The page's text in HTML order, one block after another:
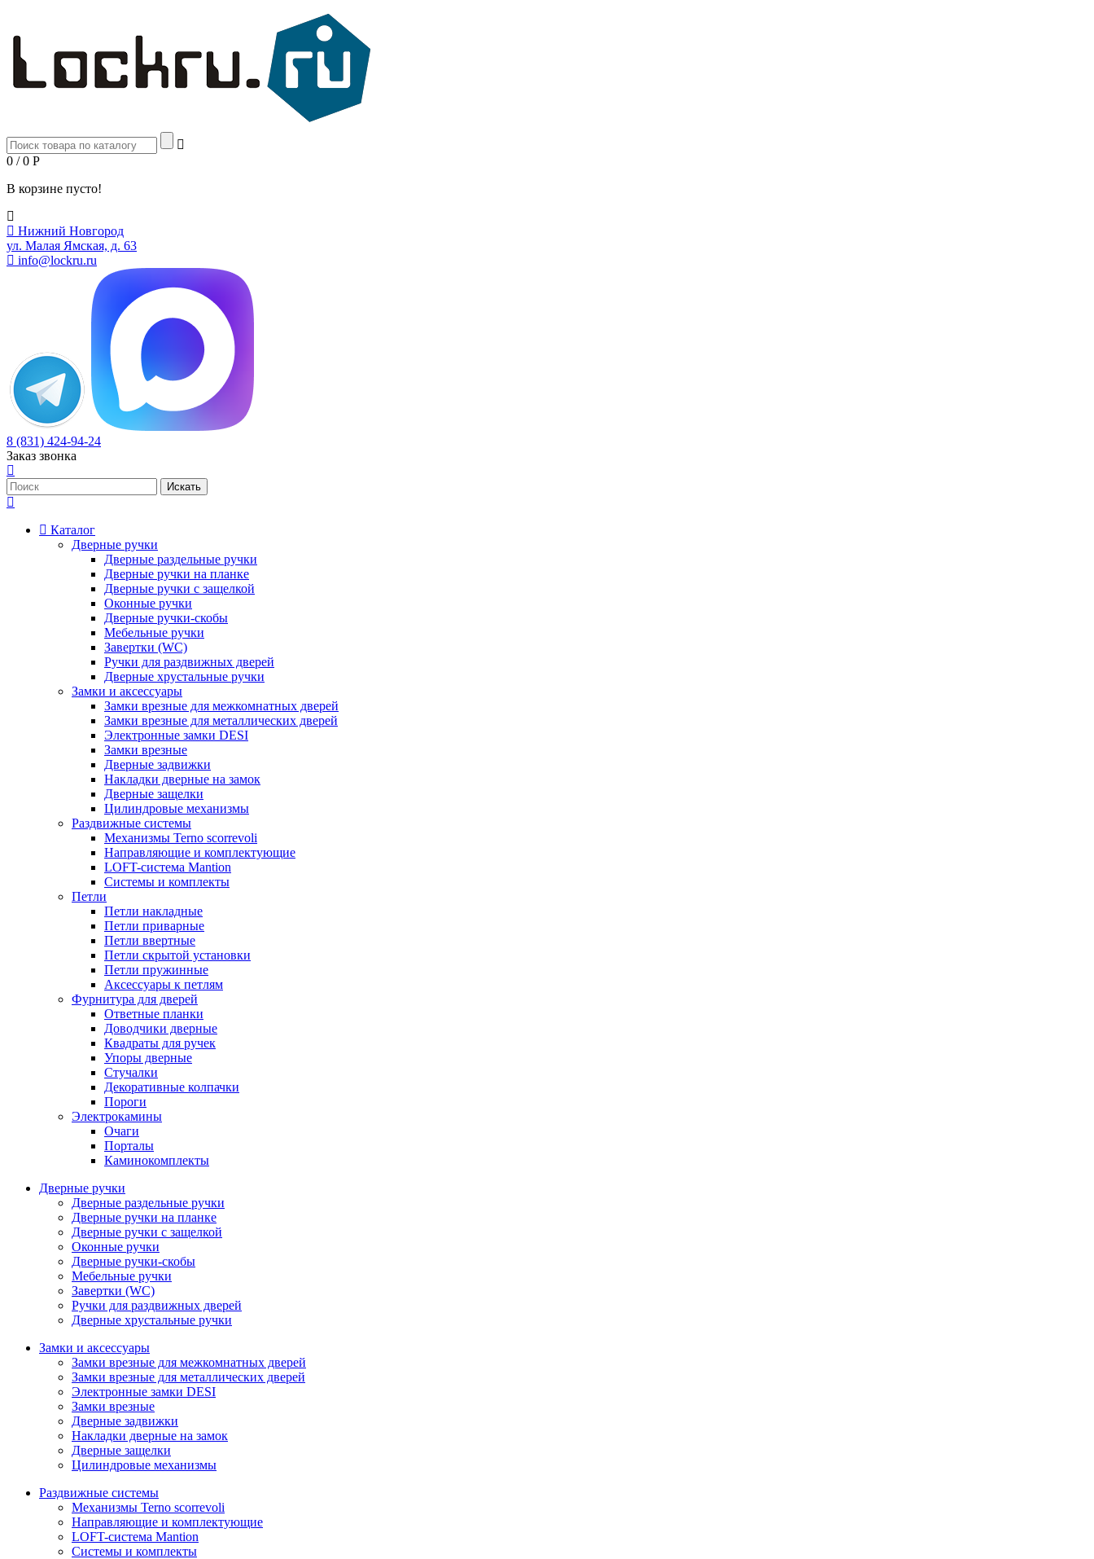
0 / 0 Р
В корзине пусто!
Нижний Новгород
ул. Малая Ямская, д. 63
info@lockru.ru
8 (831) 424-94-24
Заказ звонка
Каталог
Дверные ручки
Дверные раздельные ручки
Дверные ручки на планке
Дверные ручки с защелкой
Оконные ручки
Дверные ручки-скобы
Мебельные ручки
Завертки (WC)
Ручки для раздвижных дверей
Дверные хрустальные ручки
Замки и аксессуары
Замки врезные для межкомнатных дверей
Замки врезные для металлических дверей
Электронные замки DESI
Замки врезные
Дверные задвижки
Накладки дверные на замок
Дверные защелки
Цилиндровые механизмы
Раздвижные системы
Механизмы Terno scorrevoli
Направляющие и комплектующие
LOFT-cистема Mantion
Системы и комплекты
Петли
Петли накладные
Петли приварные
Петли ввертные
Петли скрытой установки
Петли пружинные
Аксессуары к петлям
Фурнитура для дверей
Ответные планки
Доводчики дверные
Квадраты для ручек
Упоры дверные
Стучалки
Декоративные колпачки
Пороги
Электрокамины
Очаги
Порталы
Каминокомплекты
Дверные ручки
Дверные раздельные ручки
Дверные ручки на планке
Дверные ручки с защелкой
Оконные ручки
Дверные ручки-скобы
Мебельные ручки
Завертки (WC)
Ручки для раздвижных дверей
Дверные хрустальные ручки
Замки и аксессуары
Замки врезные для межкомнатных дверей
Замки врезные для металлических дверей
Электронные замки DESI
Замки врезные
Дверные задвижки
Накладки дверные на замок
Дверные защелки
Цилиндровые механизмы
Раздвижные системы
Механизмы Terno scorrevoli
Направляющие и комплектующие
LOFT-cистема Mantion
Системы и комплекты